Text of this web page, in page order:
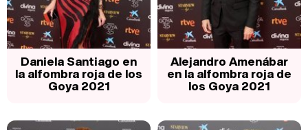
Daniela Santiago en
la alfombra roja de los
Goya 2021
Alejandro Amenábar
en la alfombra roja de
los Goya 2021